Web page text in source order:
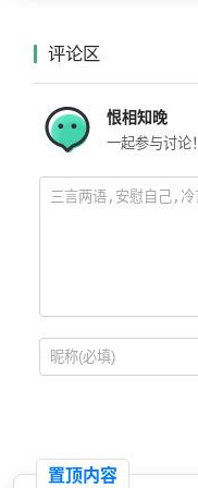
评论区
恨相知晚
一起参与讨论！
置顶内容